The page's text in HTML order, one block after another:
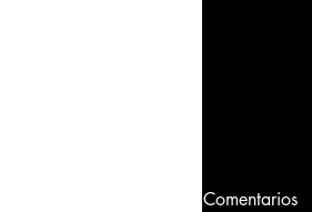
Comentarios